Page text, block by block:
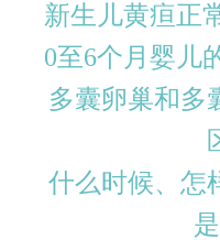
新生儿黄疸正
0至6个月婴儿
多囊卵巢和多
什么时候、怎